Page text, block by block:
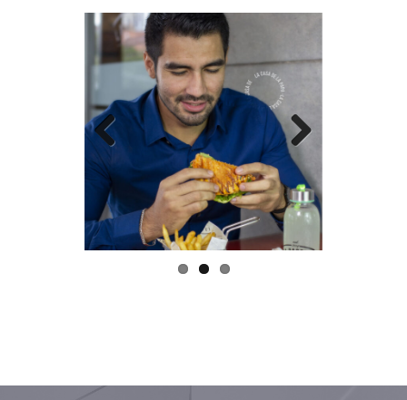
Previous Next